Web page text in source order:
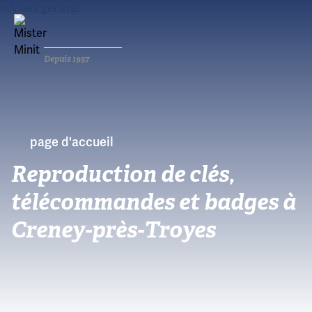
Depuis 1957
page d'accueil
Reproduction de clés,
télécommandes et badges à
Creney-près-Troyes